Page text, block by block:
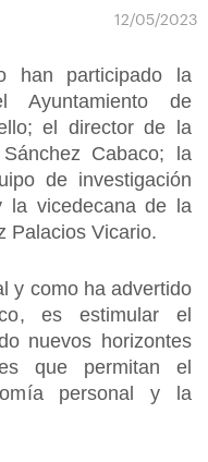
12/05/2023
han participado la
Ayuntamiento de
el director de la
Cabaco; la
de investigación
la vicedecana de la
Palacios Vicario.
y como ha advertido
es estimular el
nuevos horizontes
que permitan el
personal y la